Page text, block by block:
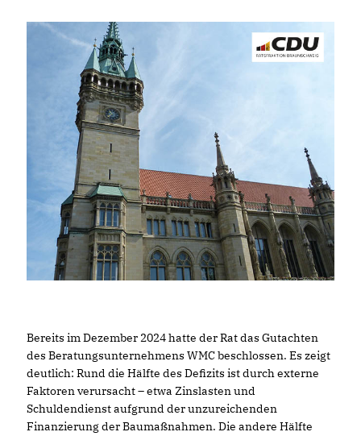
Bereits im Dezember 2024 hatte der Rat das Gutachten
des Beratungsunternehmens WMC beschlossen. Es zeigt
deutlich: Rund die Hälfte des Defizits ist durch externe
Faktoren verursacht – etwa Zinslasten und
Schuldendienst aufgrund der unzureichenden
Finanzierung der Baumaßnahmen. Die andere Hälfte